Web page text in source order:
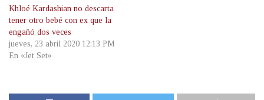
Khloé Kardashian no descarta
tener otro bebé con ex que la
engañó dos veces
jueves, 23 abril 2020 12:13 PM
En «Jet Set»